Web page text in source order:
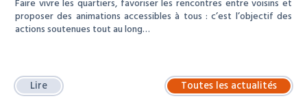
Faire vivre les quartiers, favoriser les rencontres entre voisins et
proposer des animations accessibles à tous : c’est l’objectif des
actions soutenues tout au long…
Lire Toutes les actualités